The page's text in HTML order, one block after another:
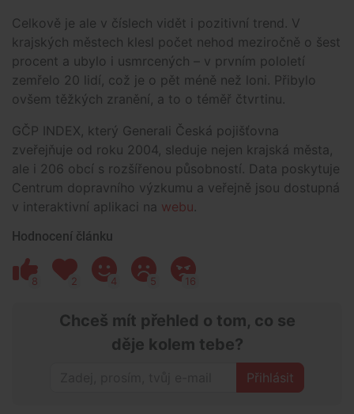
Celkově je ale v číslech vidět i pozitivní trend. V
krajských městech klesl počet nehod meziročně o šest
procent a ubylo i usmrcených – v prvním pololetí
zemřelo 20 lidí, což je o pět méně než loni. Přibylo
ovšem těžkých zranění, a to o téměř čtvrtinu.
GČP INDEX, který Generali Česká pojišťovna
zveřejňuje od roku 2004, sleduje nejen krajská města,
ale i 206 obcí s rozšířenou působností. Data poskytuje
Centrum dopravního výzkumu a veřejně jsou dostupná
v interaktivní aplikaci na webu.
Hodnocení článku
8 2 4 5 16
Chceš mít přehled o tom, co se
děje kolem tebe?
Přihlásit